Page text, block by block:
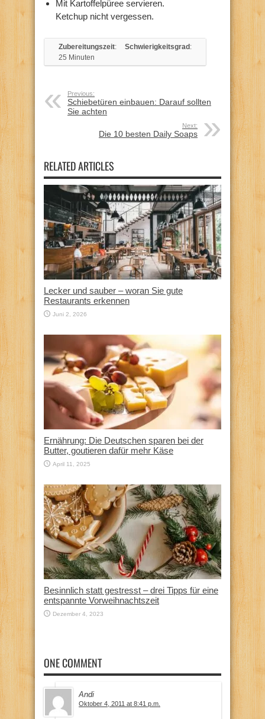
Mit Kartoffelpüree servieren.
Ketchup nicht vergessen.
Zubereitungszeit:
25 Minuten
Schwierigkeitsgrad:
Previous:
Schiebetüren einbauen: Darauf sollten
Sie achten
Next:
Die 10 besten Daily Soaps
RELATED ARTICLES
Lecker und sauber – woran Sie gute
Restaurants erkennen
Juni 2, 2026
Ernährung: Die Deutschen sparen bei der
Butter, goutieren dafür mehr Käse
April 11, 2025
Besinnlich statt gestresst – drei Tipps für eine
entspannte Vorweihnachtszeit
Dezember 4, 2023
ONE COMMENT
Andi
Oktober 4, 2011 at 8:41 p.m.